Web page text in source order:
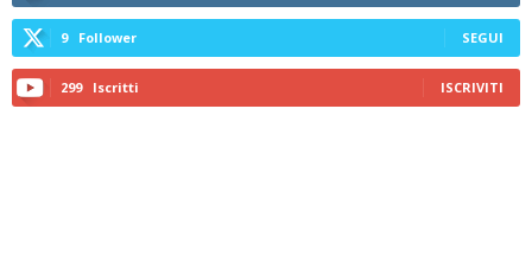
9 Follower SEGUI
299 Iscritti ISCRIVITI